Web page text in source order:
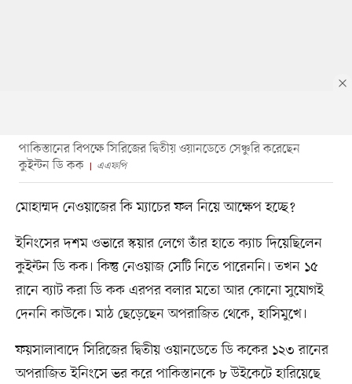
পাকিস্তানের বিপক্ষে সিরিজের দ্বিতীয় ওয়ানডেতে সেঞ্চুরি করেছেন
কুইন্টন ডি কক
এএফপি
মোহাম্মদ নেওয়াজের কি ম্যাচের ফল নিয়ে আক্ষেপ হচ্ছে?
ইনিংসের দশম ওভারে স্কয়ার লেগে তাঁর হাতে ক্যাচ দিয়েছিলেন
কুইন্টন ডি কক। কিন্তু নেওয়াজ সেটি নিতে পারেননি। তখন ১৫
রানে ব্যাট করা ডি কক এরপর বলার মতো আর কোনো সুযোগই
দেননি কাউকে। মাঠ ছেড়েছেন অপরাজিত থেকে, হাসিমুখে।
ফয়সালাবাদে সিরিজের দ্বিতীয় ওয়ানডেতে ডি ককের ১২৩ রানের
অপরাজিত ইনিংসে ভর করে পাকিস্তানকে ৮ উইকেটে হারিয়েছে